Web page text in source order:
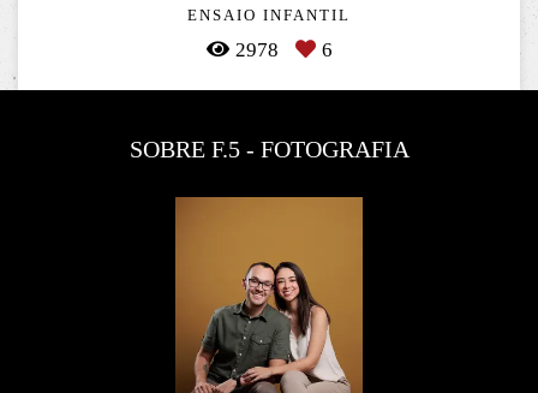
ENSAIO INFANTIL
2978 6
SOBRE F.5 - FOTOGRAFIA